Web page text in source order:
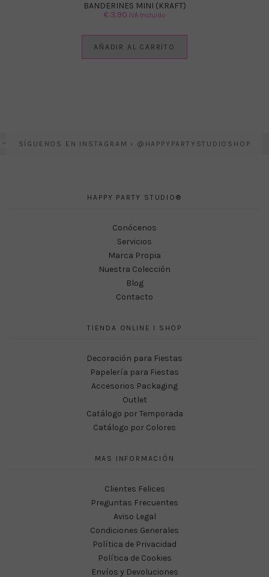
BANDERINES MINI (KRAFT)
€3.90 IVA Incluido
AÑADIR AL CARRITO
SÍGUENOS EN INSTAGRAM › @HAPPYPARTYSTUDIOSHOP
HAPPY PARTY STUDIO®
Conócenos
Servicios
Marca Propia
Nuestra Colección
Blog
Contacto
TIENDA ONLINE I SHOP
Decoración para Fiestas
Papelería para Fiestas
Accesorios Packaging
Outlet
Catálogo por Temporada
Catálogo por Colores
MAS INFORMACIÓN
Clientes Felices
Preguntas Frecuentes
Aviso Legal
Condiciones Generales
Política de Privacidad
Política de Cookies
Envíos y Devoluciones